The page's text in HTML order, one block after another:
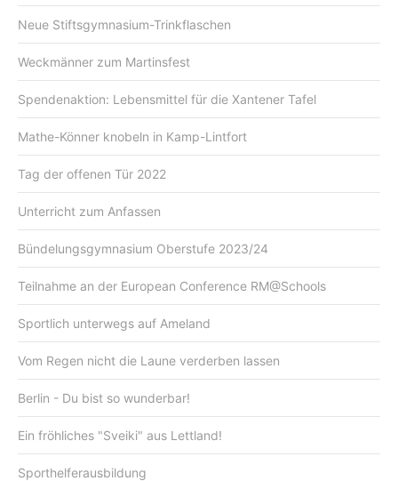
Neue Stiftsgymnasium-Trinkflaschen
Weckmänner zum Martinsfest
Spendenaktion: Lebensmittel für die Xantener Tafel
Mathe-Könner knobeln in Kamp-Lintfort
Tag der offenen Tür 2022
Unterricht zum Anfassen
Bündelungsgymnasium Oberstufe 2023/24
Teilnahme an der European Conference RM@Schools
Sportlich unterwegs auf Ameland
Vom Regen nicht die Laune verderben lassen
Berlin - Du bist so wunderbar!
Ein fröhliches "Sveiki" aus Lettland!
Sporthelferausbildung